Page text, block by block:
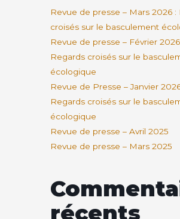
Revue de presse – Mars 2026 :
croisés sur le basculement
Revue de presse – Février
Regards croisés sur le
écologique
Revue de Presse – Janvier
Regards croisés sur le
écologique
Revue de presse – Avril 2025
Revue de presse – Mars 2025
récents